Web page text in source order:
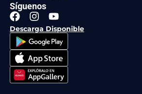
Síguenos
F
a
c
e
b
o
o
k
I
n
s
t
a
g
r
a
Y
o
u
t
u
b
e
Descarga Disponible